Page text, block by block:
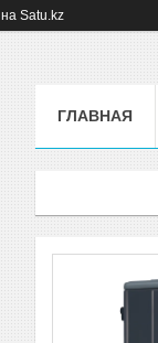
на Satu.kz
ГЛАВНАЯ